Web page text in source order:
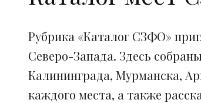
Рубрика «Каталог СЗФО»
Северо-Запада. Здесь
Калининграда, Мурманска,
каждого места, а также